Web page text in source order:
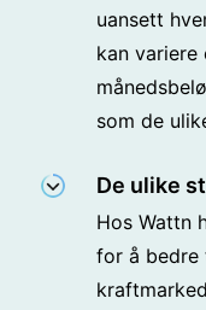
uansett
kan variere
som de
De ulike
Hos Wattn
for å bedre